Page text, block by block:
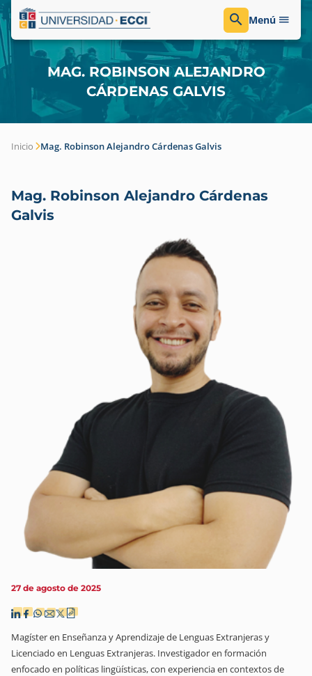
Menú
MAG. ROBINSON ALEJANDRO
CÁRDENAS GALVIS
Inicio Mag. Robinson Alejandro Cárdenas Galvis
Mag. Robinson Alejandro Cárdenas
Galvis
27 de agosto de 2025
Magíster en Enseñanza y Aprendizaje de Lenguas Extranjeras y
Licenciado en Lenguas Extranjeras. Investigador en formación
enfocado en políticas lingüísticas, con experiencia en contextos de